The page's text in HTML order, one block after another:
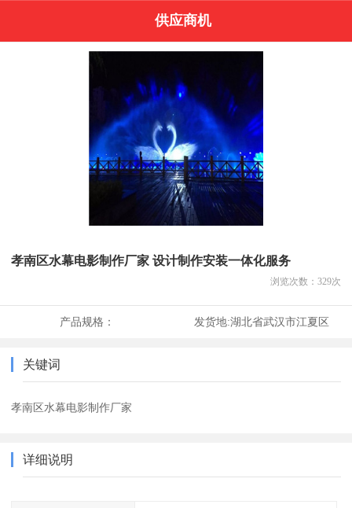
供应商机
孝南区水幕电影制作厂家 设计制作安装一体化服务
浏览次数： 329次
产品规格： 发货地:湖北省武汉市江夏区
关键词
孝南区水幕电影制作厂家
详细说明